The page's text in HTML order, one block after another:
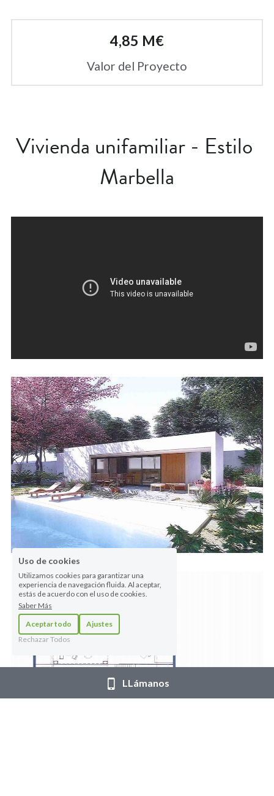
4,85 M€
Valor del Proyecto
Vivienda unifamiliar - Estilo
Marbella
LLámanos
Uso de cookies
Utilizamos cookies para garantizar una
experiencia de navegación fluida. Al aceptar,
estás de acuerdo con el uso de cookies.
Saber Más
Aceptar todo
Ajustes
Rechazar Todos